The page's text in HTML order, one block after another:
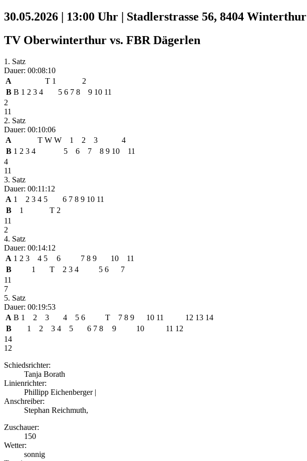
30.05.2026 | 13:00 Uhr | Stadlerstrasse 56, 8404 Winterthur
TV Oberwinterthur vs. FBR Dägerlen
1. Satz
Dauer: 00:08:10
A
T 1
2
B B 1 2 3 4 5 6 7 8 9 10 11
2
11
2. Satz
Dauer: 00:10:06
A
T W W 1 2 3
4
B 1 2 3 4 5 6 7 8 9 10
11
4
11
3. Satz
Dauer: 00:11:12
A 1 2 3 4 5 6 7 8 9 10 11
B
1 T 2
11
2
4. Satz
Dauer: 00:14:12
A 1 2 3 4 5 6 7 8 9 10
11
B
1 T 2 3 4 5 6
7
11
7
5. Satz
Dauer: 00:19:53
A B 1 2 3 4 5 6 T 7 8 9 10 11 12 13 14
B
1 2 3 4 5 6 7 8 9 10 11 12
14
12
Schiedsrichter:
Tanja Borath
Linienrichter:
Phillipp Eichenberger |
Anschreiber:
Stephan Reichmuth,
Zuschauer:
150
Wetter:
sonnig